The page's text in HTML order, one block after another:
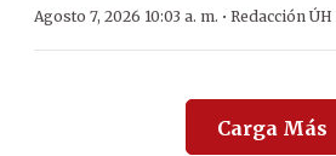
Agosto 7, 2026 10:03 a. m. · Redacción ÚH
Carga Más